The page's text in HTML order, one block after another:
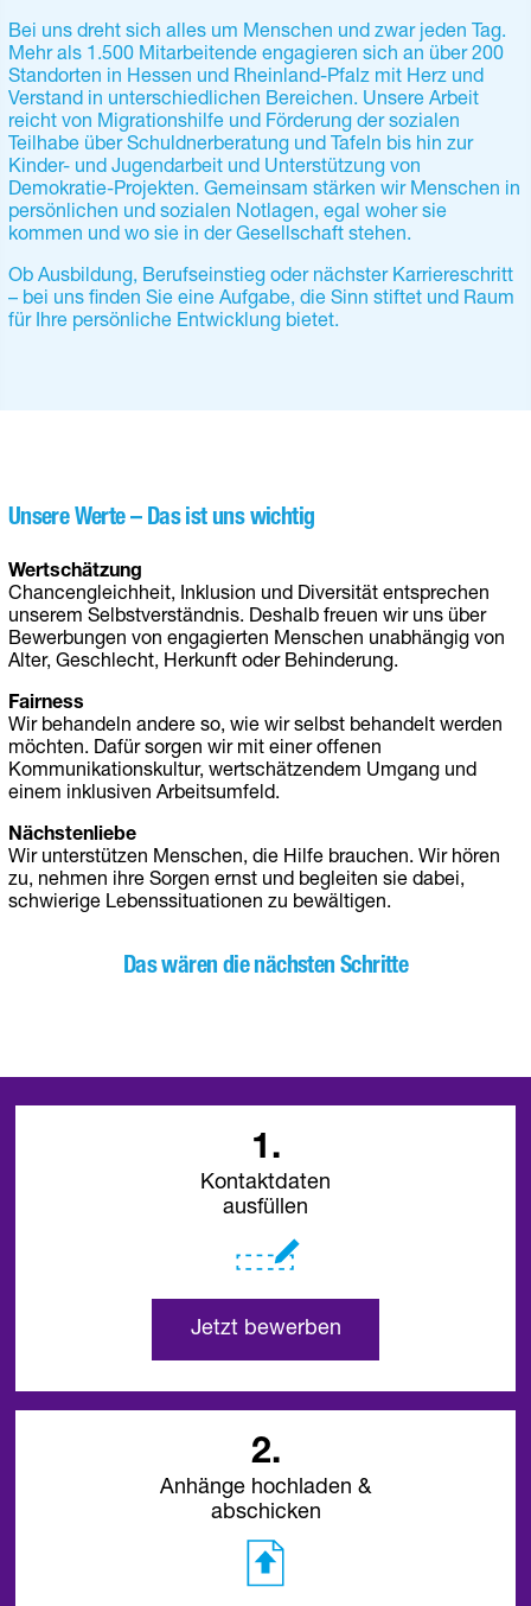
Bei uns dreht sich alles um Menschen und zwar jeden Tag.
Mehr als 1.500 Mitarbeitende engagieren sich an über 200
Standorten in Hessen und Rheinland-Pfalz mit Herz und
Verstand in unterschiedlichen Bereichen. Unsere Arbeit
reicht von Migrationshilfe und Förderung der sozialen
Teilhabe über Schuldnerberatung und Tafeln bis hin zur
Kinder- und Jugendarbeit und Unterstützung von
Demokratie-Projekten. Gemeinsam stärken wir Menschen in
persönlichen und sozialen Notlagen, egal woher sie
kommen und wo sie in der Gesellschaft stehen.
Ob Ausbildung, Berufseinstieg oder nächster Karriereschritt
– bei uns finden Sie eine Aufgabe, die Sinn stiftet und Raum
für Ihre persönliche Entwicklung bietet.
Unsere Werte – Das ist uns wichtig
Wertschätzung
Chancengleichheit, Inklusion und Diversität entsprechen
unserem Selbstverständnis. Deshalb freuen wir uns über
Bewerbungen von engagierten Menschen unabhängig von
Alter, Geschlecht, Herkunft oder Behinderung.
Fairness
Wir behandeln andere so, wie wir selbst behandelt werden
möchten. Dafür sorgen wir mit einer offenen
Kommunikationskultur, wertschätzendem Umgang und
einem inklusiven Arbeitsumfeld.
Nächstenliebe
Wir unterstützen Menschen, die Hilfe brauchen. Wir hören
zu, nehmen ihre Sorgen ernst und begleiten sie dabei,
schwierige Lebenssituationen zu bewältigen.
Das wären die nächsten Schritte
1.
Kontaktdaten
ausfüllen
Jetzt bewerben
2.
Anhänge hochladen &
abschicken